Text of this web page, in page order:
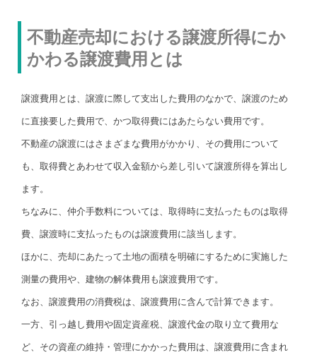
不動産売却における譲渡所得にか
かわる譲渡費用とは
譲渡費用とは、譲渡に際して支出した費用のなかで、譲渡のため
に直接要した費用で、かつ取得費にはあたらない費用です。
不動産の譲渡にはさまざまな費用がかかり、その費用について
も、取得費とあわせて収入金額から差し引いて譲渡所得を算出し
ます。
ちなみに、仲介手数料については、取得時に支払ったものは取得
費、譲渡時に支払ったものは譲渡費用に該当します。
ほかに、売却にあたって土地の面積を明確にするために実施した
測量の費用や、建物の解体費用も譲渡費用です。
なお、譲渡費用の消費税は、譲渡費用に含んで計算できます。
一方、引っ越し費用や固定資産税、譲渡代金の取り立て費用な
ど、その資産の維持・管理にかかった費用は、譲渡費用に含まれ